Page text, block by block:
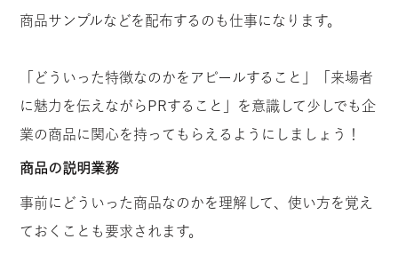
商品サンプルなどを配布するのも仕事になります。
「どういった特徴なのかをアピールすること」「来場者
に魅力を伝えながらPRすること」を意識して少しでも企
業の商品に関心を持ってもらえるようにしましょう！
商品の説明業務
事前にどういった商品なのかを理解して、使い方を覚え
ておくことも要求されます。